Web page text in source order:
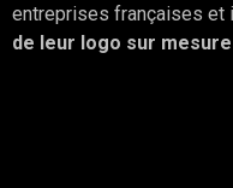
entreprises françaises et
de leur logo sur